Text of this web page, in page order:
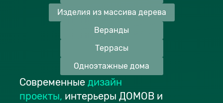
Изделия из массива дерева
Веранды
Террасы
Одноэтажные дома
Современные дизайн
проекты, интерьеры ДОМОВ и